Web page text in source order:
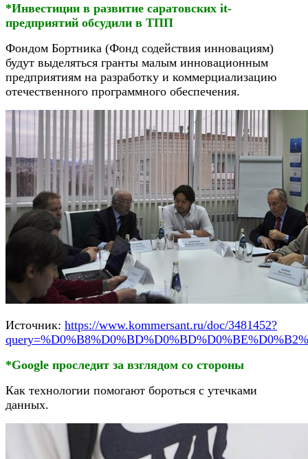
*Инвестиции в развитие саратовских it-
предприятий обсудили в ТПП
Фондом Бортника (Фонд содействия инновациям)
будут выделяться гранты малым инновационным
предприятиям на разработку и коммерциализацию
отечественного программного обеспечения.
Источник: https://www.kommersant.ru/doc/3481452?
*Google проследит за взглядом со стороны
Как технологии помогают бороться с утечками
данных.